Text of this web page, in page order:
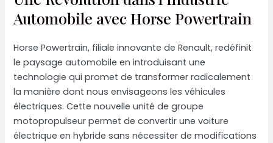
Automobile avec Horse Powertrain
Horse Powertrain, filiale innovante de Renault, redéfinit
le paysage automobile en introduisant une
technologie qui promet de transformer radicalement
la manière dont nous envisageons les véhicules
électriques. Cette nouvelle unité de groupe
motopropulseur permet de convertir une voiture
électrique en hybride sans nécessiter de modifications